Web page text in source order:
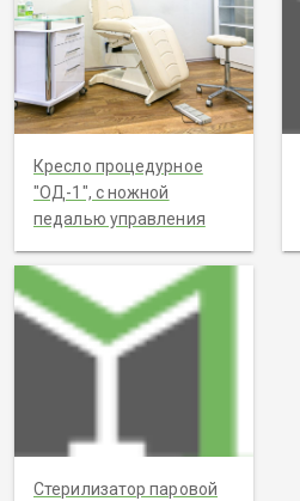
Кресло процедурное
"ОД-1", с ножной
педалью управления
Стерилизатор паровой